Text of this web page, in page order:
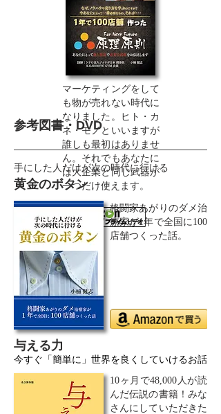
マーケティングをして
も物が売れない時代に
なりました。ヒト・カ
ネ・モノといいますが
誰しも最初はありませ
ん。それでもあなたに
は大企業と同じ武器が
一つだけ使えます。
参考図書・DVD
手にした人だけが次の時代に行ける
黄金のボタン
格闘家あがりのダメ治
療家が1年で全国に100
店舗つくった話。
与える力
今すぐ「簡単に」世界を良くしていけるお話
10ヶ月で48,000人が読
んだ伝説の書籍！みな
さんにしていただきた